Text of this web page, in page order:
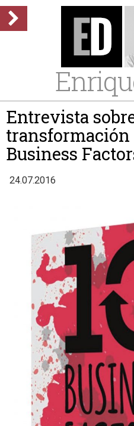
Entrevista
transformación
Business
24.07.2016